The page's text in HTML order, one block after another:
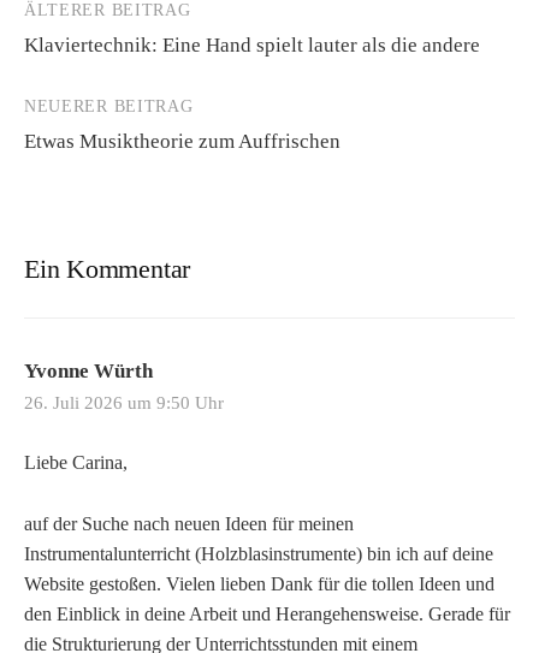
Beitrags-
Navigation
ÄLTERER BEITRAG
Klaviertechnik: Eine Hand spielt lauter als die andere
NEUERER BEITRAG
Etwas Musiktheorie zum Auffrischen
Ein Kommentar
Yvonne Würth
26. Juli 2026 um 9:50 Uhr
Liebe Carina,
auf der Suche nach neuen Ideen für meinen
Instrumentalunterricht (Holzblasinstrumente) bin ich auf deine
Website gestoßen. Vielen lieben Dank für die tollen Ideen und
den Einblick in deine Arbeit und Herangehensweise. Gerade für
die Strukturierung der Unterrichtsstunden mit einem